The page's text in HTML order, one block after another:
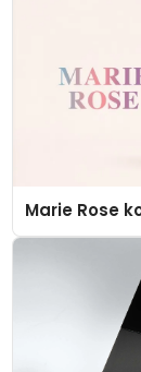
Marie Rose